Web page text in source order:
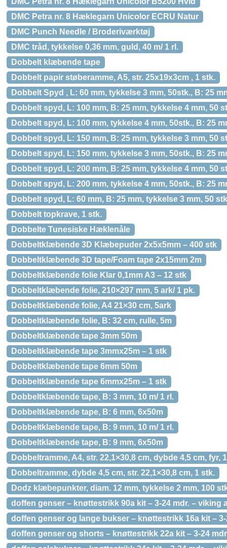
DMC Petra nr. 8 Hæklegarn Unicolor ECRU Natur
DMC Punch Needle / Broderiværktøj
DMC tråd, tykkelse 0,36 mm, guld, 40 m/ 1 rl.
Dobbelt klæbende tape
Dobbelt papir støberamme, A5, str. 25x19x3cm , 1 stk.
Dobbelt Spyd , L: 60 mm, tykkelse 3 mm, 50stk., B: 25
Dobbelt spyd, L: 100 mm, B: 25 mm, tykkelse 4 mm, 50
Dobbelt spyd, L: 100 mm, tykkelse 4 mm, 50stk., B: 25
Dobbelt spyd, L: 150 mm, B: 25 mm, tykkelse 3 mm, 50
Dobbelt spyd, L: 150 mm, tykkelse 3 mm, 50stk., B: 25
Dobbelt spyd, L: 200 mm, B: 25 mm, tykkelse 4 mm, 50
Dobbelt spyd, L: 200 mm, tykkelse 4 mm, 50stk., B: 25
Dobbelt spyd, L: 60 mm, B: 25 mm, tykkelse 3 mm, 50
Dobbelt topkrave, 1 stk.
Dobbelte Tunesiske Hæklenåle
Dobbeltklæbende 3D Klæbepuder 2x5x5mm – 400 stk
Dobbeltklæbende 3D tape/Foam tape 2x15mm 2m
Dobbeltklæbende folie Klar 0,1mm A3 – 12 stk
Dobbeltklæbende folie, 210×297 mm, 5 ark/ 1 pk.
Dobbeltklæbende folie, A4 21×30 cm, 5ark
Dobbeltklæbende folie, B: 32 cm, rulle, 5m
Dobbeltklæbende tape 3mm 50m
Dobbeltklæbende tape 3mmx25m – 1 stk
Dobbeltklæbende tape 6mm 50m
Dobbeltklæbende tape 6mmx25m – 1 stk
Dobbeltklæbende tape, B: 3 mm, 10 m/ 1 rl.
Dobbeltklæbende tape, B: 6 mm, 6x50m
Dobbeltklæbende tape, B: 9 mm, 10 m/ 1 rl.
Dobbeltklæbende tape, B: 9 mm, 6x50m
Dobbeltramme, A4, str. 22,1×30,8 cm, dybde 4,5 cm, fyr,
Dobbeltramme, dybde 4,5 cm, str. 22,1×30,8 cm, 1 stk.
Dodz klæbepunkter, diam. 12 mm, tykkelse 2 mm, 100
doffen genser – knøttestrikk 90a kit – 3-24 mdr. – viking
doffen genser og lange bukser – knøttestrikk 16a kit – 3-
doffen genser og shorts – knøttestrikk 22a kit – 3-24